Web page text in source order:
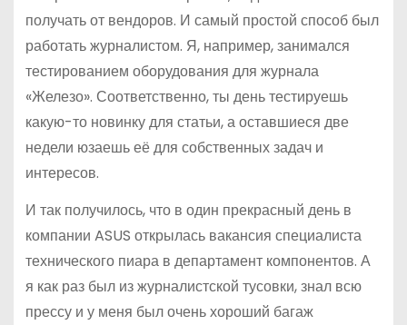
получать от вендоров. И самый простой способ был
работать журналистом. Я, например, занимался
тестированием оборудования для журнала
«Железо». Соответственно, ты день тестируешь
какую-то новинку для статьи, а оставшиеся две
недели юзаешь её для собственных задач и
интересов.
И так получилось, что в один прекрасный день в
компании ASUS открылась вакансия специалиста
технического пиара в департамент компонентов. А
я как раз был из журналистской тусовки, знал всю
прессу и у меня был очень хороший багаж